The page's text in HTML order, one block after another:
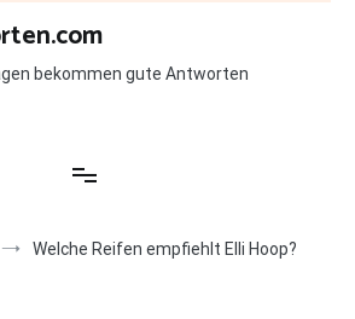
bekommen gute Antworten
Welche Reifen empfiehlt Elli Hoop?